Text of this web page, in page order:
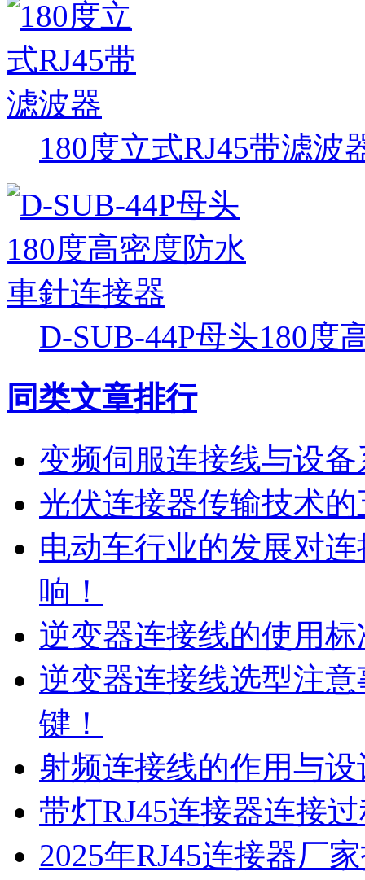
180度立式RJ45带滤波
D-SUB-44P母头180度
同类文章排行
变频伺服连接线与设
光伏连接器传输技术
电动车行业的发展对
响！
逆变器连接线的使用
逆变器连接线选型注
键！
射频连接线的作用与
带灯RJ45连接器连接
2025年RJ45连接器厂